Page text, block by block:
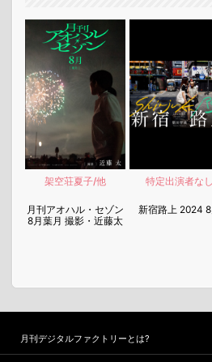
架空荘夏子/他
月刊アオハル・セゾン
8月葉月 撮影・近藤太
特定出演者なし
新宿路上 2024 8
月刊デジタルファクトリーとは?